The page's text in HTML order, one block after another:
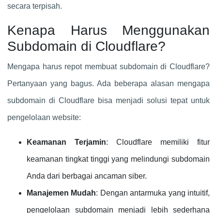
secara terpisah.
Kenapa Harus Menggunakan
Subdomain di Cloudflare?
Mengapa harus repot membuat subdomain di Cloudflare?
Pertanyaan yang bagus. Ada beberapa alasan mengapa
subdomain di Cloudflare bisa menjadi solusi tepat untuk
pengelolaan website:
Keamanan Terjamin: Cloudflare memiliki fitur
keamanan tingkat tinggi yang melindungi subdomain
Anda dari berbagai ancaman siber.
Manajemen Mudah: Dengan antarmuka yang intuitif,
pengelolaan subdomain menjadi lebih sederhana